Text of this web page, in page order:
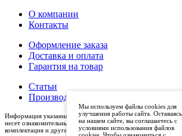
О компании
Контакты
Оформление заказа
Доставка и оплата
Гарантия на товар
Статьи
Производители
Информация указанная на сайте (описания и цены), не
несет ознакомительный характер. Окончательная цена,
комплектация и другие характеристики товаров -
Мы используем файлы cookies для
улучшения работы сайта. Оставаясь
на нашем сайте, вы соглашаетесь с
условиями использования файлов